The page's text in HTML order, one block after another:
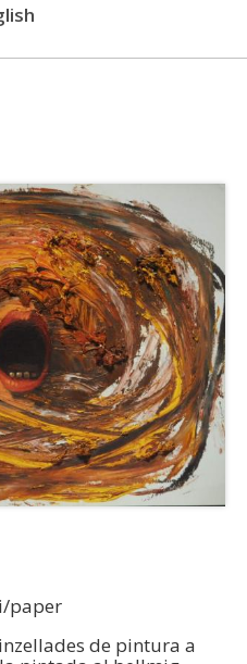
paper
de pintura a